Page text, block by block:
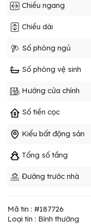
Chiều ngang
Chiều dài
Số phòng ngủ
Số phòng vệ sinh
Hướng cửa chính
Số tiền cọc
Kiểu bất động sản
Tổng số tầng
Đường trước nhà
Mã tin : #187726
Loại tin : Bình thường